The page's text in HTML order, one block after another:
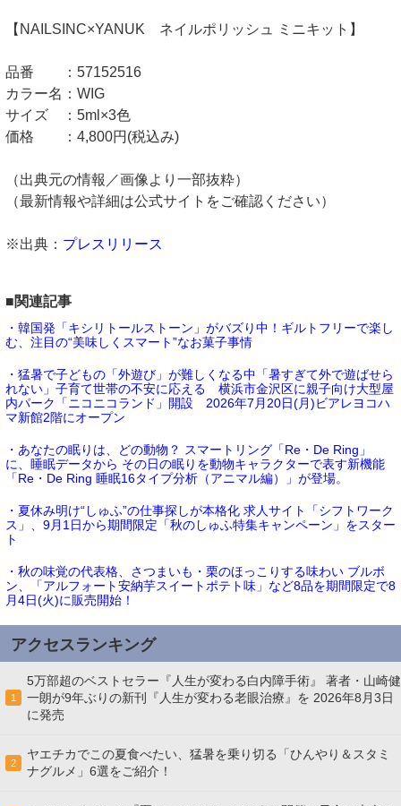
【NAILSINC×YANUK ネイルポリッシュ ミニキット】
品番 ：57152516
カラー名：WIG
サイズ ：5ml×3色
価格 ：4,800円(税込み)
（出典元の情報／画像より一部抜粋）
（最新情報や詳細は公式サイトをご確認ください）
※出典： プレスリリース
■関連記事
・韓国発「キシリトールストーン」がバズり中！ギルトフリーで楽し
む、注目の“美味しくスマート”なお菓子事情
・猛暑で子どもの「外遊び」が難しくなる中「暑すぎて外で遊ばせら
れない」子育て世帯の不安に応える 横浜市金沢区に親子向け大型屋
内パーク「ニコニコランド」開設 2026年7月20日(月)ビアレヨコハ
マ新館2階にオープン
・あなたの眠りは、どの動物？ スマートリング「Re・De Ring」
に、睡眠データから その日の眠りを動物キャラクターで表す新機能
「Re・De Ring 睡眠16タイプ分析（アニマル編）」が登場。
・夏休み明け“しゅふ”の仕事探しが本格化 求人サイト「シフトワーク
ス」、9月1日から期間限定「秋のしゅふ特集キャンペーン」をスター
ト
・秋の味覚の代表格、さつまいも・栗のほっこりする味わい ブルボ
ン、「アルフォート安納芋スイートポテト味」など8品を期間限定で8
月4日(火)に販売開始！
アクセスランキング
1
5万部超のベストセラー『人生が変わる白内障手術』 著者・山崎健
一朗が9年ぶりの新刊『人生が変わる老眼治療』を 2026年8月3日
に発売
2
ヤエチカでこの夏食べたい、猛暑を乗り切る「ひんやり＆スタミ
ナグルメ」6選をご紹介！